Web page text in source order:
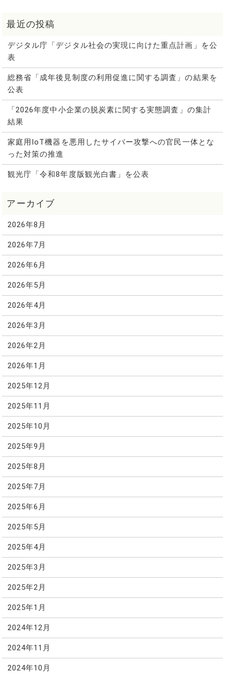
デジタル庁「デジタル社会の実現に向けた重点計画」を公
表
総務省「成年後見制度の利用促進に関する調査」の結果を
公表
「2026年度中小企業の脱炭素に関する実態調査」の集計
結果
家庭用IoT機器を悪用したサイバー攻撃への官民一体とな
った対策の推進
観光庁「令和8年度版観光白書」を公表
2026年8月
2026年7月
2026年6月
2026年5月
2026年4月
2026年3月
2026年2月
2026年1月
2025年12月
2025年11月
2025年10月
2025年9月
2025年8月
2025年7月
2025年6月
2025年5月
2025年4月
2025年3月
2025年2月
2025年1月
2024年12月
2024年11月
2024年10月